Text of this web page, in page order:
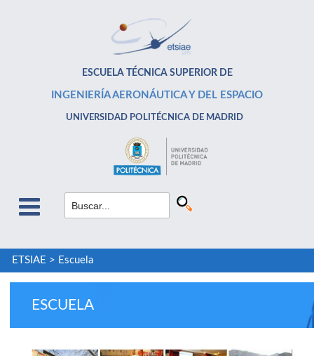
ESCUELA TÉCNICA SUPERIOR DE
INGENIERÍA AERONÁUTICA Y DEL ESPACIO
UNIVERSIDAD POLITÉCNICA DE MADRID
ETSIAE > Escuela
ESCUELA